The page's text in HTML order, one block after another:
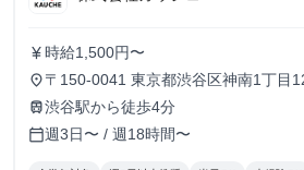
currency_yen 時給1,500円〜
place 〒150-0041 東京都渋谷区神南1丁目
train渋谷駅から徒歩4分
calendar_today週3日〜 / 週18時間〜